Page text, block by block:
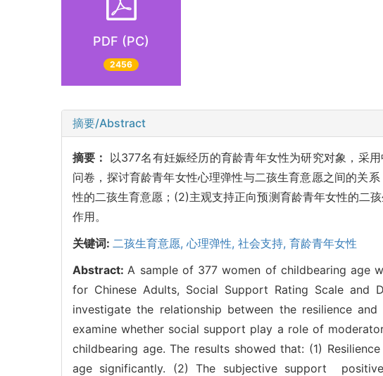
PDF (PC)
2456
摘要/Abstract
摘要： 以377名有妊娠经历的育龄青年女性为研究对象，采
问卷，探讨育龄青年女性心理弹性与二孩生育意愿之间的关
性的二孩生育意愿；(2)主观支持正向预测育龄青年女性的二
作用。
关键词: 二孩生育意愿, 心理弹性, 社会支持, 育龄青年女性
Abstract: A sample of 377 women of childbearing age
for Chinese Adults, Social Support Rating Scale
investigate the relationship between the resilience
examine whether social support play a role of
childbearing age. The results showed that: (1)
age significantly. (2) The subjective support